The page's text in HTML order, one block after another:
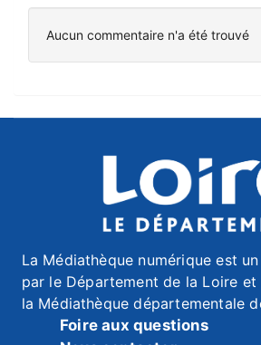
Aucun commentaire n'a été trouvé
La Médiathèque numérique est
par le Département de la Loire
la Médiathèque départementale
Foire aux questions